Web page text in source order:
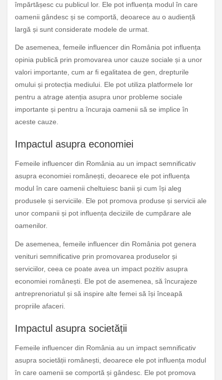
împărtășesc cu publicul lor. Ele pot influența modul în care
oamenii gândesc și se comportă, deoarece au o audiență
largă și sunt considerate modele de urmat.
De asemenea, femeile influencer din România pot influența
opinia publică prin promovarea unor cauze sociale și a unor
valori importante, cum ar fi egalitatea de gen, drepturile
omului și protecția mediului. Ele pot utiliza platformele lor
pentru a atrage atenția asupra unor probleme sociale
importante și pentru a încuraja oamenii să se implice în
aceste cauze.
Impactul asupra economiei
Femeile influencer din România au un impact semnificativ
asupra economiei românești, deoarece ele pot influența
modul în care oamenii cheltuiesc banii și cum își aleg
produsele și serviciile. Ele pot promova produse și servicii ale
unor companii și pot influența deciziile de cumpărare ale
oamenilor.
De asemenea, femeile influencer din România pot genera
venituri semnificative prin promovarea produselor și
serviciilor, ceea ce poate avea un impact pozitiv asupra
economiei românești. Ele pot de asemenea, să încurajeze
antreprenoriatul și să inspire alte femei să își înceapă
propriile afaceri.
Impactul asupra societății
Femeile influencer din România au un impact semnificativ
asupra societății românești, deoarece ele pot influența modul
în care oamenii se comportă și gândesc. Ele pot promova